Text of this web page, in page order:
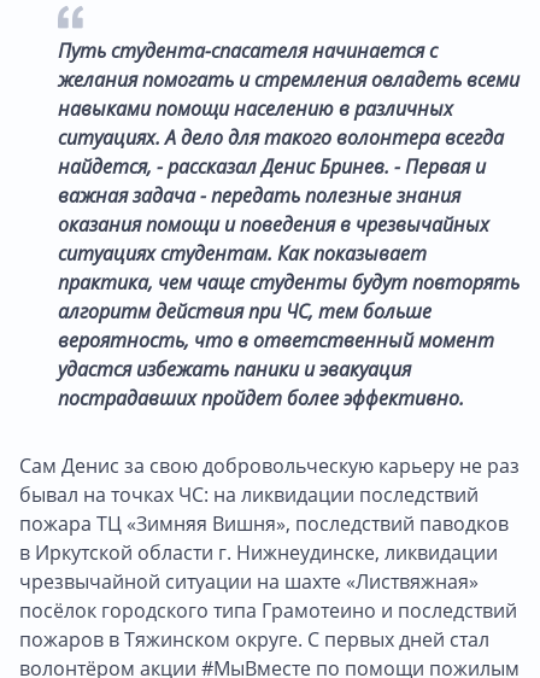
Путь студента-спасателя начинается с
желания помогать и стремления овладеть всеми
навыками помощи населению в различных
ситуациях. А дело для такого волонтера всегда
найдется, - рассказал Денис Бринев. - Первая и
важная задача - передать полезные знания
оказания помощи и поведения в чрезвычайных
ситуациях студентам. Как показывает
практика, чем чаще студенты будут повторять
алгоритм действия при ЧС, тем больше
вероятность, что в ответственный момент
удастся избежать паники и эвакуация
пострадавших пройдет более эффективно.
Сам Денис за свою добровольческую карьеру не раз
бывал на точках ЧС: на ликвидации последствий
пожара ТЦ «Зимняя Вишня», последствий паводков
в Иркутской области г. Нижнеудинске, ликвидации
чрезвычайной ситуации на шахте «Листвяжная»
посёлок городского типа Грамотеино и последствий
пожаров в Тяжинском округе. С первых дней стал
волонтёром акции #МыВместе по помощи пожилым